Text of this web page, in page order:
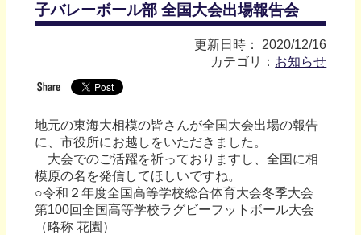
子バレーボール部 全国大会出場報告会
更新日時： 2020/12/16
カテゴリ： お知らせ
地元の東海大相模の皆さんが全国大会出場の報告
に、市役所にお越しをいただきました。
大会でのご活躍を祈っておりますし、全国に相
模原の名を発信してほしいですね。
○令和２年度全国高等学校総合体育大会冬季大会
第100回全国高等学校ラグビーフットボール大会
（略称 花園）